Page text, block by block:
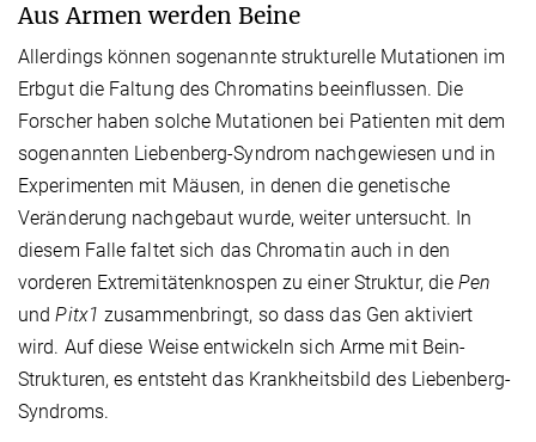
Aus Armen werden Beine
Allerdings können sogenannte strukturelle Mutationen im
Erbgut die Faltung des Chromatins beeinflussen. Die
Forscher haben solche Mutationen bei Patienten mit dem
sogenannten Liebenberg-Syndrom nachgewiesen und in
Experimenten mit Mäusen, in denen die genetische
Veränderung nachgebaut wurde, weiter untersucht. In
diesem Falle faltet sich das Chromatin auch in den
vorderen Extremitätenknospen zu einer Struktur, diePen
undPitx1 zusammenbringt, so dass das Gen aktiviert
wird. Auf diese Weise entwickeln sich Arme mit Bein-
Strukturen, es entsteht das Krankheitsbild des Liebenberg-
Syndroms.